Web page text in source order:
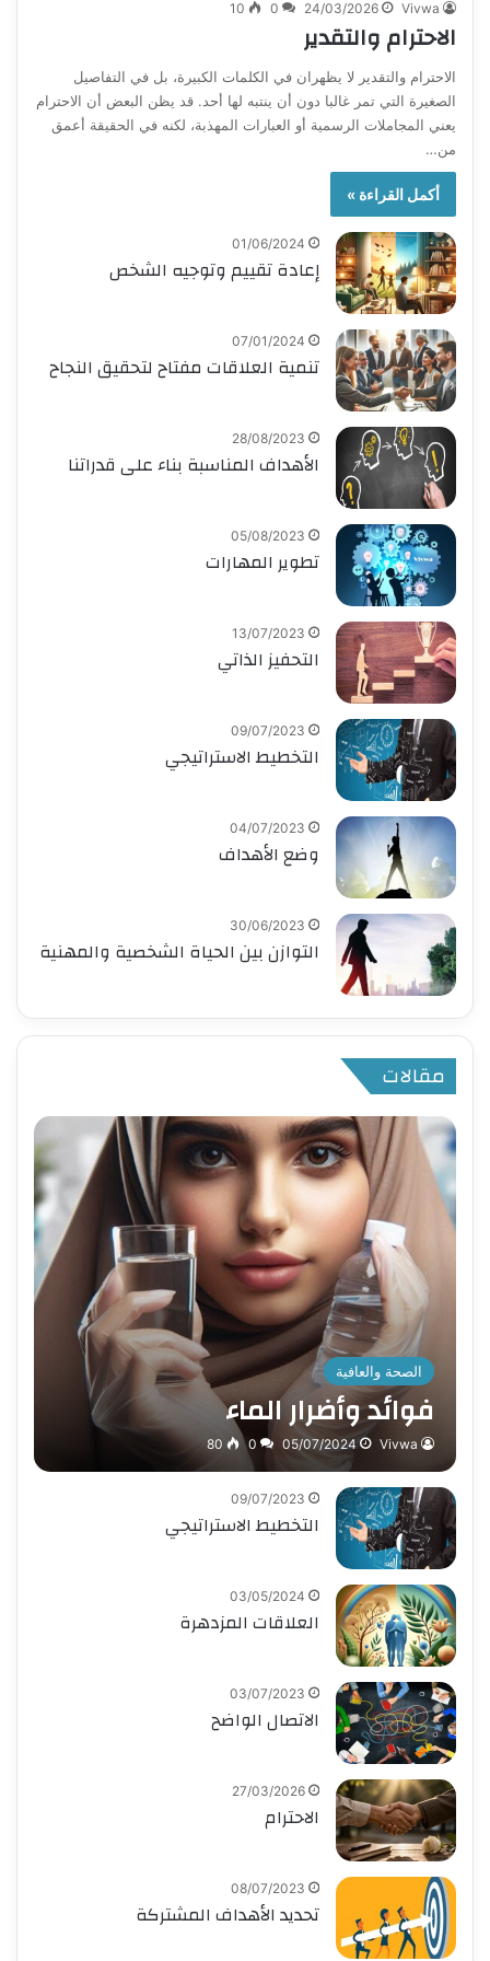
Vivwa
24/03/2026
0
10
الاحترام والتقدير
الاحترام والتقدير لا يظهران في الكلمات الكبيرة، بل في التفاصيل
الصغيرة التي تمر غالبا دون أن ينتبه لها أحد. قد يظن البعض أن الاحترام
يعني المجاملات الرسمية أو العبارات المهذبة، لكنه في الحقيقة أعمق
من…
أكمل القراءة »
01/06/2024
إعادة تقييم وتوجيه الشخص
07/01/2024
تنمية العلاقات مفتاح لتحقيق النجاح
28/08/2023
الأهداف المناسبة بناء على قدراتنا
05/08/2023
تطوير المهارات
13/07/2023
التحفيز الذاتي
09/07/2023
التخطيط الاستراتيجي
04/07/2023
وضع الأهداف
30/06/2023
التوازن بين الحياة الشخصية والمهنية
مقالات
الصحة والعافية
فوائد وأضرار الماء
Vivwa
05/07/2024
0
80
09/07/2023
التخطيط الاستراتيجي
03/05/2024
العلاقات المزدهرة
03/07/2023
الاتصال الواضح
27/03/2026
الاحترام
08/07/2023
تحديد الأهداف المشتركة